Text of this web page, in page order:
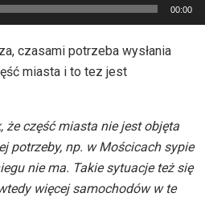
00:00
czasami potrzeba wysłania
miasta i to tez jest
że część miasta nie jest objęta
potrzeby, np. w Mościcach sypie
nie ma. Takie sytuacje też się
więcej samochodów w te